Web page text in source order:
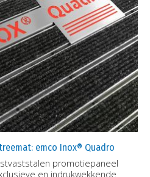
emco Inox® Quadro
promotiepaneel
en indrukwekkende